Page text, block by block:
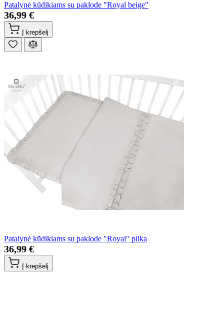
Patalynė kūdikiams su paklode "Royal beige"
36,99 €
Į krepšelį
Patalynė kūdikiams su paklode "Royal" pilka
36,99 €
Į krepšelį